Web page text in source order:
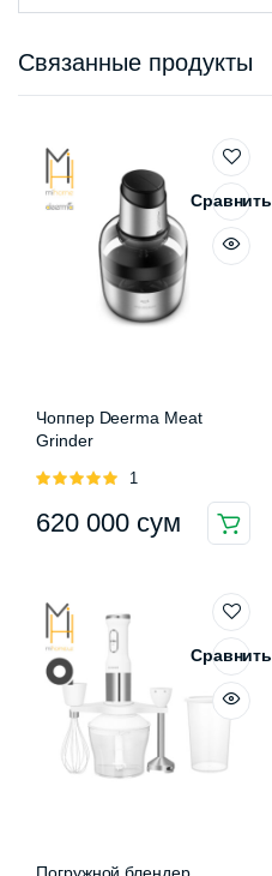
Связанные продукты
Сравнить
Чоппер Deerma Meat
Grinder
Оценка
1
620 000 сум
Сравнить
Погружной блендер